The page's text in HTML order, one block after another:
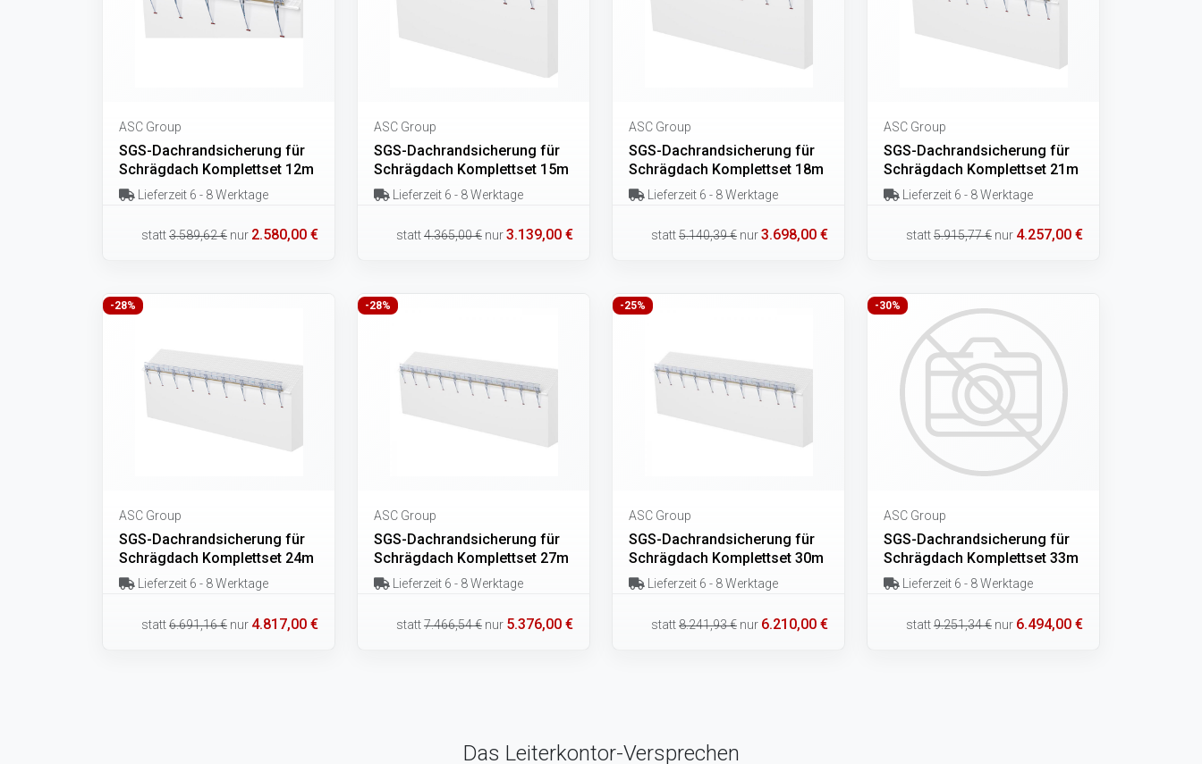
ASC Group
SGS-Dachrandsicherung für
Schrägdach Komplettset 12m
Lieferzeit 6 - 8 Werktage
statt3.589,62 € nur 2.580,00 €
ASC Group
SGS-Dachrandsicherung für
Schrägdach Komplettset 15m
Lieferzeit 6 - 8 Werktage
statt4.365,00 € nur3.139,00 €
ASC Group
SGS-Dachrandsicherung für
Schrägdach Komplettset 18m
Lieferzeit 6 - 8 Werktage
statt5.140,39 € nur3.698,00 €
ASC Group
SGS-Dachrandsicherung für
Schrägdach Komplettset 21m
Lieferzeit 6 - 8 Werktage
statt5.915,77 € nur 4.257,00 €
-28%
ASC Group
SGS-Dachrandsicherung für
Schrägdach Komplettset 24m
Lieferzeit 6 - 8 Werktage
statt6.691,16 € nur 4.817,00 €
-28%
ASC Group
SGS-Dachrandsicherung für
Schrägdach Komplettset 27m
Lieferzeit 6 - 8 Werktage
statt7.466,54 € nur 5.376,00 €
-25%
ASC Group
SGS-Dachrandsicherung für
Schrägdach Komplettset 30m
Lieferzeit 6 - 8 Werktage
statt8.241,93 € nur 6.210,00 €
-30%
ASC Group
SGS-Dachrandsicherung für
Schrägdach Komplettset 33m
Lieferzeit 6 - 8 Werktage
statt9.251,34 € nur 6.494,00 €
Das Leiterkontor-Versprechen